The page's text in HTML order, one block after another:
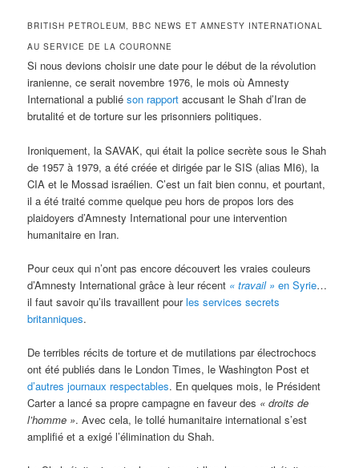
BRITISH PETROLEUM, BBC NEWS ET AMNESTY INTERNATIONAL
AU SERVICE DE LA COURONNE
Si nous devions choisir une date pour le début de la révolution
iranienne, ce serait novembre 1976, le mois où Amnesty
International a publiéson rapport accusant le Shah d’Iran de
brutalité et de torture sur les prisonniers politiques.
Ironiquement, la SAVAK, qui était la police secrète sous le Shah
de 1957 à 1979, a été créée et dirigée par le SIS (alias MI6), la
CIA et le Mossad israélien. C’est un fait bien connu, et pourtant,
il a été traité comme quelque peu hors de propos lors des
plaidoyers d’Amnesty International pour une intervention
humanitaire en Iran.
Pour ceux qui n’ont pas encore découvert les vraies couleurs
d’Amnesty International grâce à leur récent « travail » en Syrie…
il faut savoir qu’ils travaillent pourles services secrets
britanniques.
De terribles récits de torture et de mutilations par électrochocs
ont été publiés dans le London Times, le Washington Post et
d’autres journaux respectables. En quelques mois, le Président
Carter a lancé sa propre campagne en faveur des « droits de
l’homme ». Avec cela, le tollé humanitaire international s’est
amplifié et a exigé l’élimination du Shah.